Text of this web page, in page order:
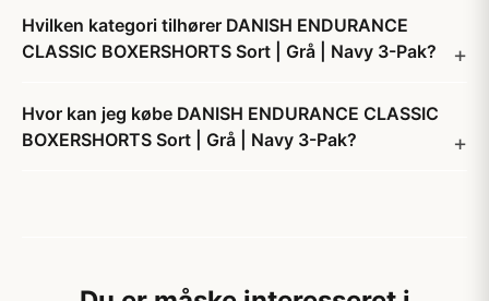
Hvilken kategori tilhører DANISH ENDURANCE
CLASSIC BOXERSHORTS Sort | Grå | Navy 3-Pak?
Hvor kan jeg købe DANISH ENDURANCE CLASSIC
BOXERSHORTS Sort | Grå | Navy 3-Pak?